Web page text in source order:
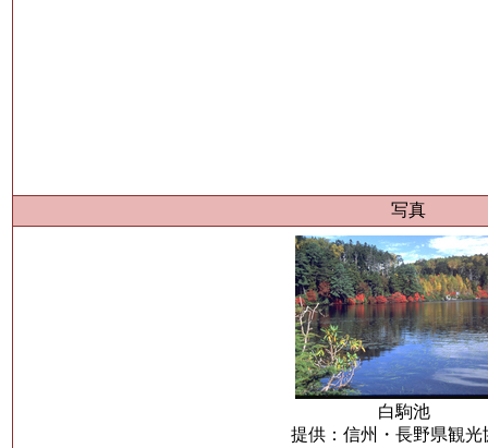
写真
白駒池
提供：信州・長野県観光